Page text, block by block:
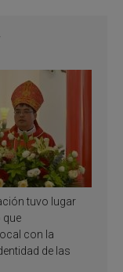
tuvo lugar
que
con la
de las